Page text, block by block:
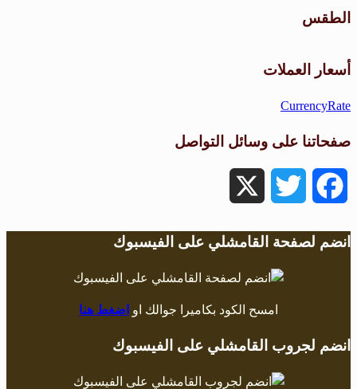
الطقس
أسعار العملات
CurrencyRate
صفحاتنا على وسائل التواصل
Facebook
Twitter
انضم لصفحة القامشلي على الفيسبوك
امسح الكود بكاميرا جوالك او اضغط هنا
انضم لجروب القامشلي على الفيسبوك